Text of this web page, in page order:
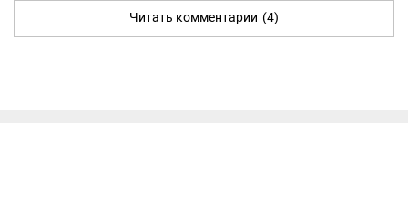
Читать комментарии (4)